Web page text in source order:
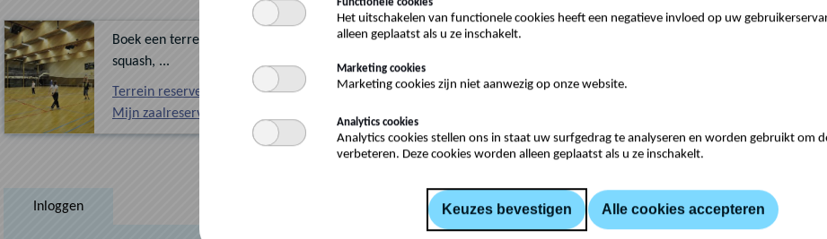
Boek een terrein of zaal voor badminton, tennis,
squash, ...
Terrein reserveren
Mijn zaalreserveringen
Inloggen
Functionele cookies
Het uitschakelen van functionele cookies heeft een negatieve invloed op uw
alleen geplaatst als u ze inschakelt.
Marketing cookies
Marketing cookies zijn niet aanwezig op onze website.
Analytics cookies
Analytics cookies stellen ons in staat uw surfgedrag te analyseren en worden gebruikt om
verbeteren. Deze cookies worden alleen geplaatst als u ze inschakelt.